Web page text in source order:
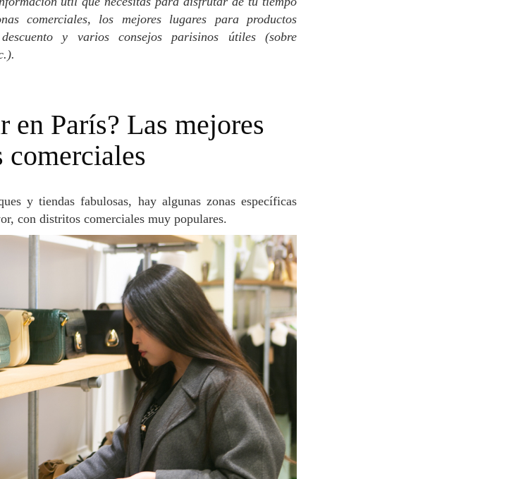
comerciales, los mejores lugares para productos
y varios consejos parisinos útiles (sobre
comerciales
con distritos comerciales muy populares.